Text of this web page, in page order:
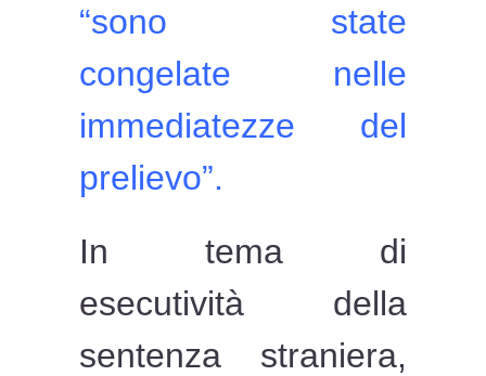
“sono state
congelate nelle
immediatezze del
prelievo”.
In tema di
esecutività della
sentenza straniera,